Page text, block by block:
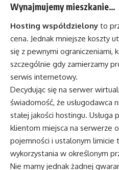
Wynajmujemy mieszkanie…
Hosting współdzielony to
cena. Jednak mniejsze koszty
się z pewnymi ograniczeniami,
szczególnie gdy zamierzamy
serwis internetowy.
Decydując się na serwer
świadomość, że usługodawca
stałej jakości hostingu. Usługa
klientom miejsca na serwerze
pojemności i ustalonym limicie
wykorzystania w określonym
Nie mamy jednak żadnej